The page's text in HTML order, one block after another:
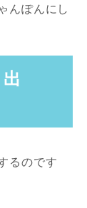
んぽんにし
るのです